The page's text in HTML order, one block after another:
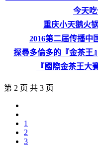
今天吃
重庆小天鹅火
2016第二届传播中
探尋多倫多的『金茶王
『國際金茶王大
第 2 页 共 3 页
1
2
3